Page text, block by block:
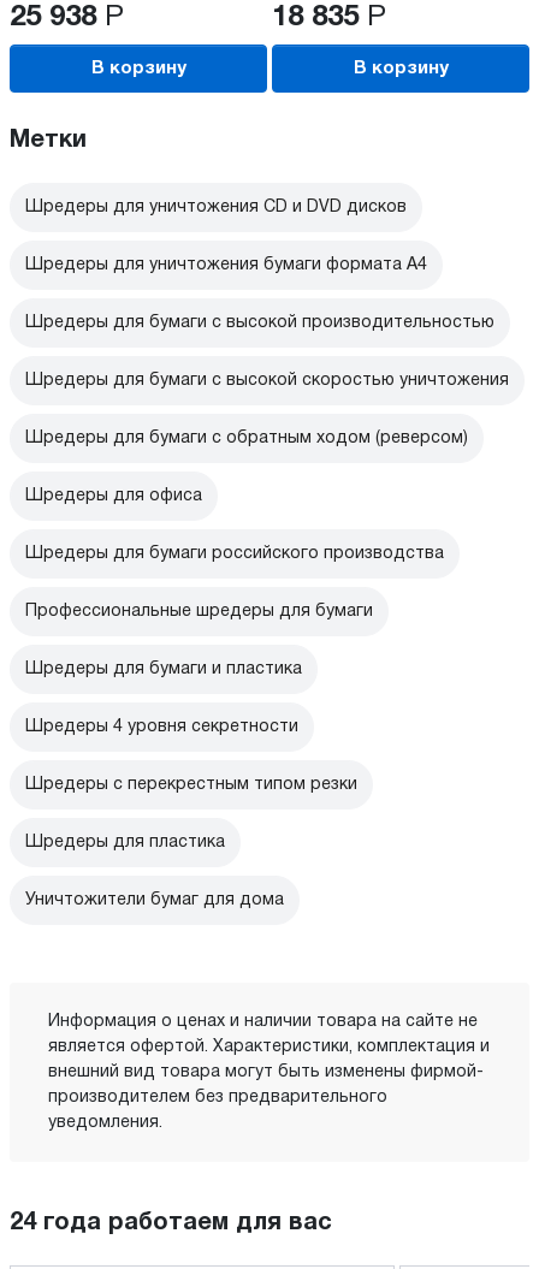
25 938 Р
В корзину
18 835 Р
В корзину
Метки
Шредеры для уничтожения CD и DVD дисков
Шредеры для уничтожения бумаги формата А4
Шредеры для бумаги с высокой производительностью
Шредеры для бумаги с высокой скоростью уничтожения
Шредеры для бумаги с обратным ходом (реверсом)
Шредеры для офиса
Шредеры для бумаги российского производства
Профессиональные шредеры для бумаги
Шредеры для бумаги и пластика
Шредеры 4 уровня секретности
Шредеры с перекрестным типом резки
Шредеры для пластика
Уничтожители бумаг для дома
Информация о ценах и наличии товара на сайте не
является офертой. Характеристики, комплектация и
внешний вид товара могут быть изменены фирмой-
производителем без предварительного
уведомления.
24 года работаем для вас